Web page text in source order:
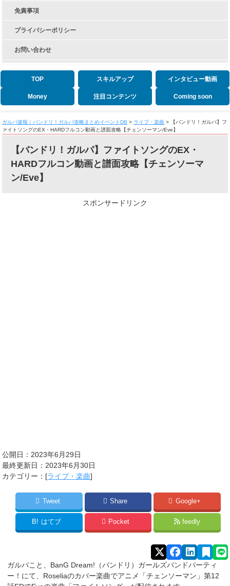
免責事項
プライバシーポリシー
お問い合わせ
TOP スキルアップ インタビュー動画
Money 注目コンテンツ Coming soon
ガルパ速報｜バンドリ！ガルパ攻略まとめイベントDB > ライブ・楽曲 >
【バンドリ！ガルパ】フ
ァイトソングのEX・HARDフルコン動画と譜面攻略【チェンソーマン/Eve】
【バンドリ！ガルパ】ファイトソングのEX・
HARDフルコン動画と譜面攻略【チェンソーマ
ン/Eve】
スポンサードリンク
公開日：2023年6月29日
最終更新日：2023年6月30日
カテゴリー：[ライブ・楽曲]
Tweet Share Google+
B! はてブ Pocket feedly
ガルパこと、BanG Dream!（バンドリ）ガールズバンドパーティ
ー！にて、Roseliaのカバー楽曲でアニメ「チェンソーマン」第12